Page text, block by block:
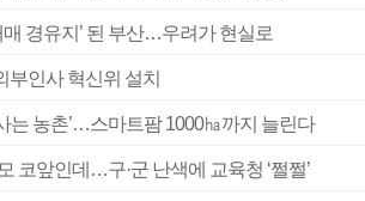
매 경유지’ 된 부산…우려가 현실로
부인사 혁신위 설치
는 농촌’…스마트팜 1000㏊까지 늘린다
코앞인데…구·군 난색에 교육청 ‘쩔쩔’